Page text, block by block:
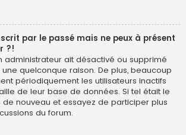
par le passé mais ne peux à présent
?!
administrateur ait désactivé ou supprimé
quelconque raison. De plus, beaucoup
périodiquement les utilisateurs inactifs
de leur base de données. Si tel était le
de nouveau et essayez de participer plus
du forum.